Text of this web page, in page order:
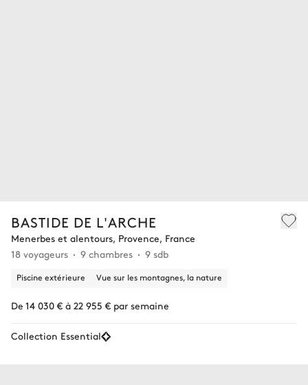
BASTIDE DE L'ARCHE
Menerbes et alentours, Provence, France
18 voyageurs
9 chambres 9 sdb
Piscine extérieure Vue sur les montagnes, la nature
De 14 030 € à 22 955 € par semaine
Collection Essential